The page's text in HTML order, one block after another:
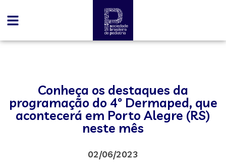
Conheça os destaques da
programação do 4º Dermaped, que
acontecerá em Porto Alegre (RS)
neste mês
02/06/2023